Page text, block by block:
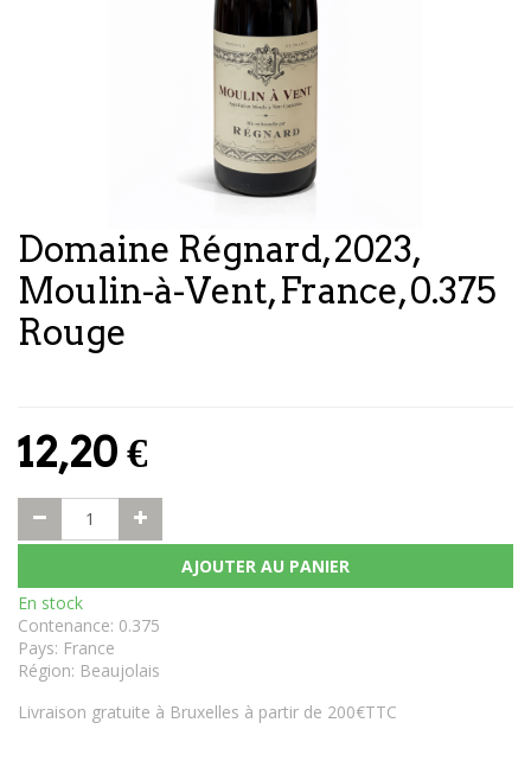
Domaine Régnard, 2023,
Moulin-à-Vent, France, 0.375
Rouge
12,20€
AJOUTER AU PANIER
En stock
Contenance: 0.375
Pays: France
Région: Beaujolais
Livraison gratuite à Bruxelles à partir de 200€TTC